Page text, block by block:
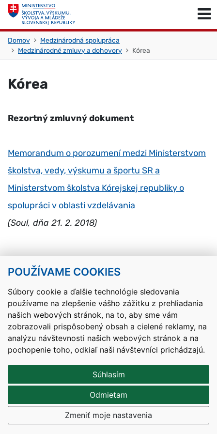
POUŽÍVAME COOKIES
Súbory cookie a ďalšie technológie sledovania
používame na zlepšenie vášho zážitku z prehliadania
našich webových stránok, na to, aby sme vám
zobrazovali prispôsobený obsah a cielené reklamy, na
analýzu návštevnosti našich webových stránok a na
pochopenie toho, odkiaľ naši návštevníci prichádzajú.
Súhlasím
Odmietam
Zmeniť moje nastavenia
Skočiť na obsah
Domov
Medzinárodná spolupráca
Medzinárodné zmluvy a dohovory
Kórea
Kórea
Rezortný zmluvný dokument
Memorandum o porozumení medzi Ministerstvom
školstva, vedy, výskumu a športu SR a
Ministerstvom školstva Kórejskej republiky o
spolupráci v oblasti vzdelávania
(Soul, dňa 21. 2. 2018)
Skočiť na začiatok stránky
Kontakty Mapa stránky RSS Vyhlásenie o prístupnosti
Nastavenia cookies
Prevádzkovateľom služby je Ministerstvo školstva, výskumu,
vývoja a mládeže Slovenskej republiky.
Tvorba stránok: Aglo Solutions